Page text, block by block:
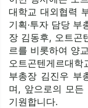
대학교 대외협력
기획·투자 담당 부
장 김동후, 오트곤
르를 비롯하여 양
오트곤텐게르대
부총장 김진우 부
며, 앞으로의 모
기원합니다.